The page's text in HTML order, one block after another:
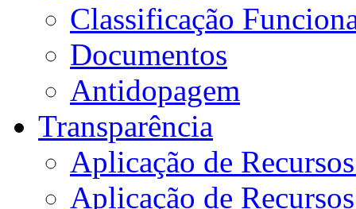
Classificação
Documentos
Antidopagem
Transparência
Aplicação de
Aplicação de